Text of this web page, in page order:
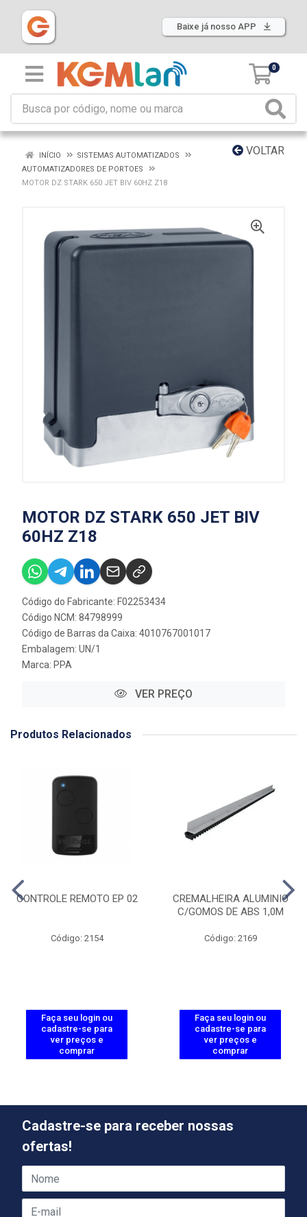
Baixe já nosso APP
0
VOLTAR
INÍCIO
SISTEMAS AUTOMATIZADOS
AUTOMATIZADORES DE PORTOES
MOTOR DZ STARK 650 JET BIV 60HZ Z18
MOTOR DZ STARK 650 JET BIV
60HZ Z18
Código do Fabricante: F02253434
Código NCM: 84798999
Código de Barras da Caixa: 4010767001017
Embalagem: UN/1
Marca: PPA
VER PREÇO
Produtos Relacionados
CONTROLE REMOTO EP 02
Código: 2154
Faça seu login ou
cadastre-se para
ver preços e
comprar
CREMALHEIRA ALUMINIO
C/GOMOS DE ABS 1,0M
Código: 2169
Faça seu login ou
cadastre-se para
ver preços e
comprar
Cadastre-se para receber nossas
ofertas!